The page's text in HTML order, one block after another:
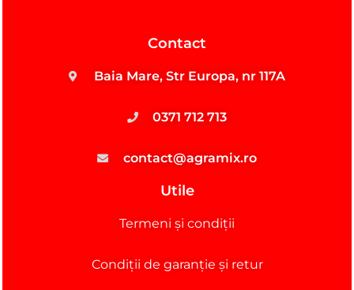
Contact
Baia Mare, Str Europa, nr 117A
0371 712 713
contact@agramix.ro
Utile
Termeni și condiții
Condiții de garanție și retur